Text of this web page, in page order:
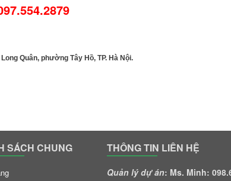
Quân, phường Tây Hồ, TP. Hà Nội.
SÁCH CHUNG THÔNG TIN LIÊN HỆ
Quản lý dự án: Ms. Minh: